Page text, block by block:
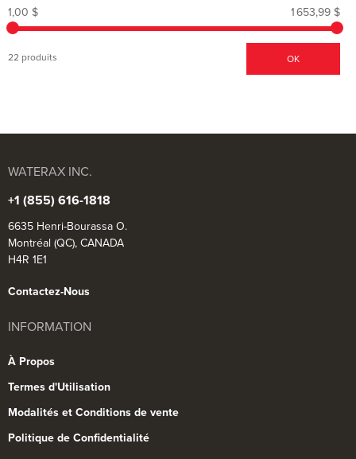
1,00 $ 1 653,99 $
22 produits OK
WATERAX INC.
+1 (855) 616-1818
6635 Henri-Bourassa O.
Montréal (QC), CANADA
H4R 1E1
Contactez-Nous
INFORMATION
À Propos
Termes d'Utilisation
Modalités et Conditions de vente
Politique de Confidentialité